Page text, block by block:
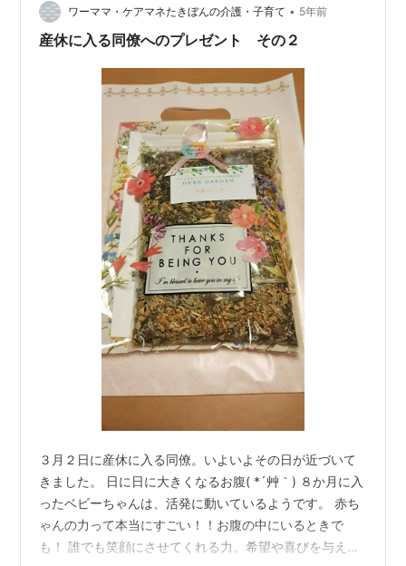
ンキング参加中【公式】2023年開設ブログ
ワーママ・ケアマネたきぼんの介護・子育て • 5年前
産休に入る同僚へのプレゼント その２
３月２日に産休に入る同僚。いよいよその日が近づいて
きました。 日に日に大きくなるお腹( *´艸｀) ８か月に入
ったベビーちゃんは、活発に動いているようです。 赤ち
ゃんの力って本当にすごい！！お腹の中にいるときで
も！ 誰でも笑顔にさせてくれる力。希望や喜びを与えて